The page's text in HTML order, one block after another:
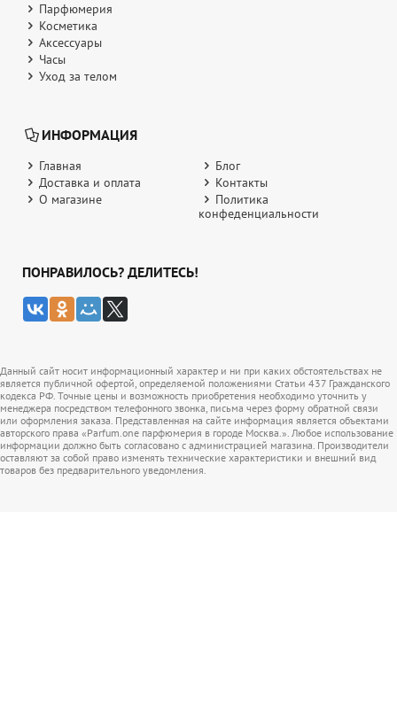
Парфюмерия
Косметика
Аксессуары
Часы
Уход за телом
ИНФОРМАЦИЯ
Главная
Блог
Доставка и оплата
Контакты
О магазине
Политика
конфеденциальности
ПОНРАВИЛОСЬ? ДЕЛИТЕСЬ!
Данный сайт носит информационный характер и ни при каких обстоятельствах не
является публичной офертой, определяемой положениями Статьи 437 Гражданского
кодекса РФ. Точные цены и возможность приобретения необходимо уточнить у
менеджера посредством телефонного звонка, письма через форму обратной связи
или оформления заказа. Представленная на сайте информация является объектами
авторского права «Parfum.one парфюмерия в городе Москва.». Любое использование
информации должно быть согласовано с администрацией магазина. Производители
оставляют за собой право изменять технические характеристики и внешний вид
товаров без предварительного уведомления.